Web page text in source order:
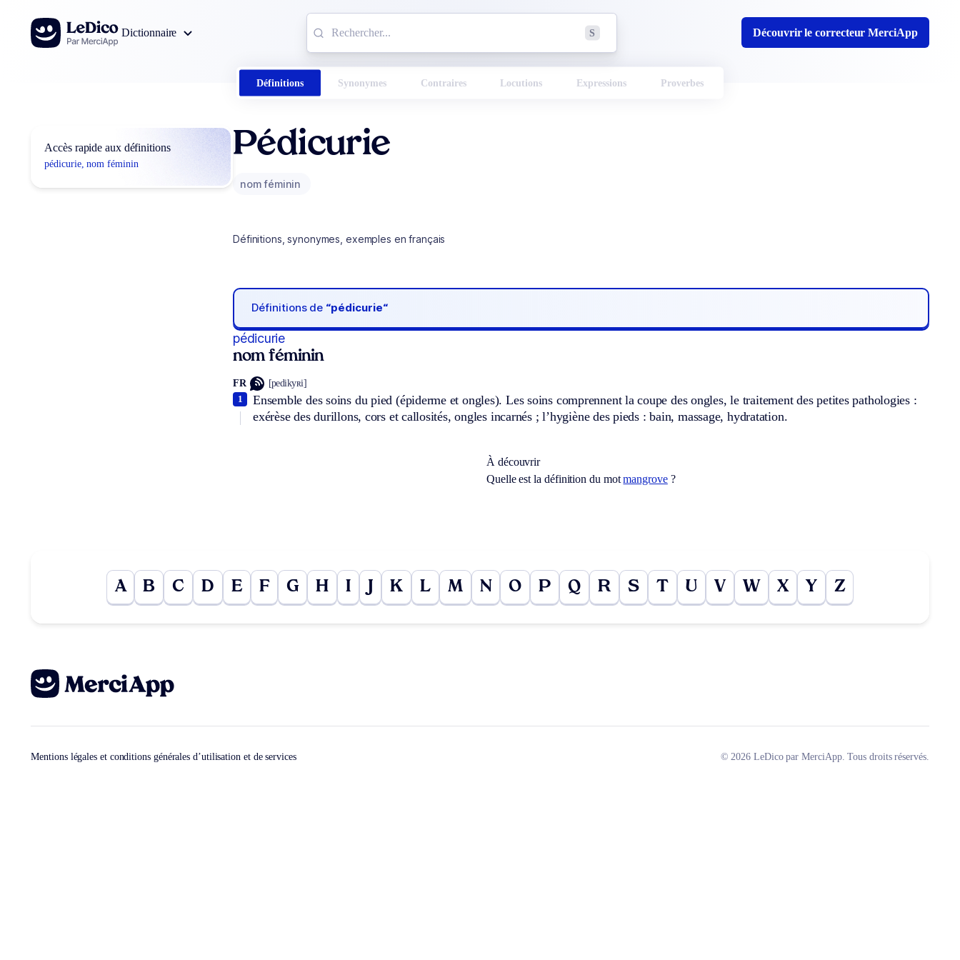
Aller au contenu
Dictionnaire
S Découvrir le correcteur MerciApp
Définitions Synonymes Contraires Locutions Expressions Proverbes
Accès rapide aux définitions
pédicurie, nom féminin
Pédicurie
nom féminin
Définitions, synonymes, exemples en français
Définitions de “pédicurie“
pédicurie
nom féminin
FR [pedikyʀi]
Ensemble des soins du pied (épiderme et ongles). Les soins comprennent la coupe des ongles, le traitement des petites pathologies :
exérèse des durillons, cors et callosités, ongles incarnés ; l’hygiène des pieds : bain, massage, hydratation.
1
À découvrir
Quelle est la définition du motmangrove?
A B C D E F G H I K L M N O P Q R S T U V W X Y Z
Mentions légales et conditions générales d’utilisation et de services © 2026 LeDico par MerciApp. Tous droits réservés.